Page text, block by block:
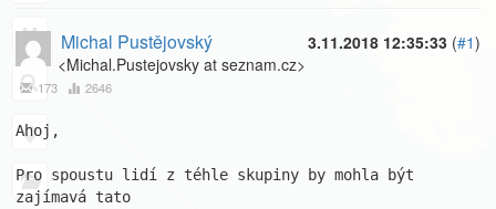
3.11.2018 12:35:33 (#1)
Michal Pustějovský
<Michal.Pustejovsky at seznam.cz>
173 2646
Ahoj,
Pro spoustu lidí z téhle skupiny by mohla být
zajímavá tato